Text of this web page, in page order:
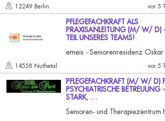
12249 Berlin vor 5
PFLEGEFACHKRAFT ALS
PRAXISANLEITUNG (M/ W/ D)
TEIL UNSERES TEAMS!
emeis - Seniorenresidenz Oskar
14558 Nuthetal vor 5
PFLEGEFACHKRAFT (M/ W/ D)
PSYCHIATRISCHE BETREUUNG
STARK, …